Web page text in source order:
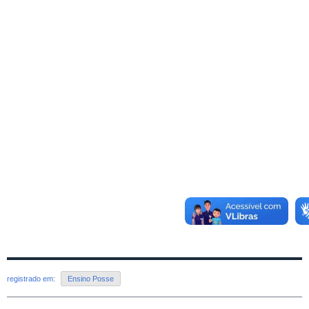
registrado em: Ensino Posse